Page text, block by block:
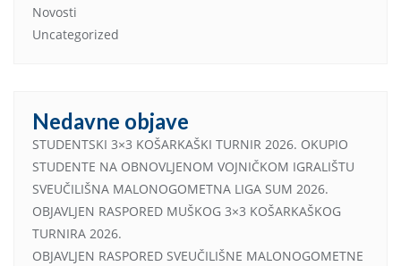
Novosti
Uncategorized
Nedavne objave
STUDENTSKI 3×3 KOŠARKAŠKI TURNIR 2026. OKUPIO
STUDENTE NA OBNOVLJENOM VOJNIČKOM IGRALIŠTU
SVEUČILIŠNA MALONOGOMETNA LIGA SUM 2026.
OBJAVLJEN RASPORED MUŠKOG 3×3 KOŠARKAŠKOG
TURNIRA 2026.
OBJAVLJEN RASPORED SVEUČILIŠNE MALONOGOMETNE